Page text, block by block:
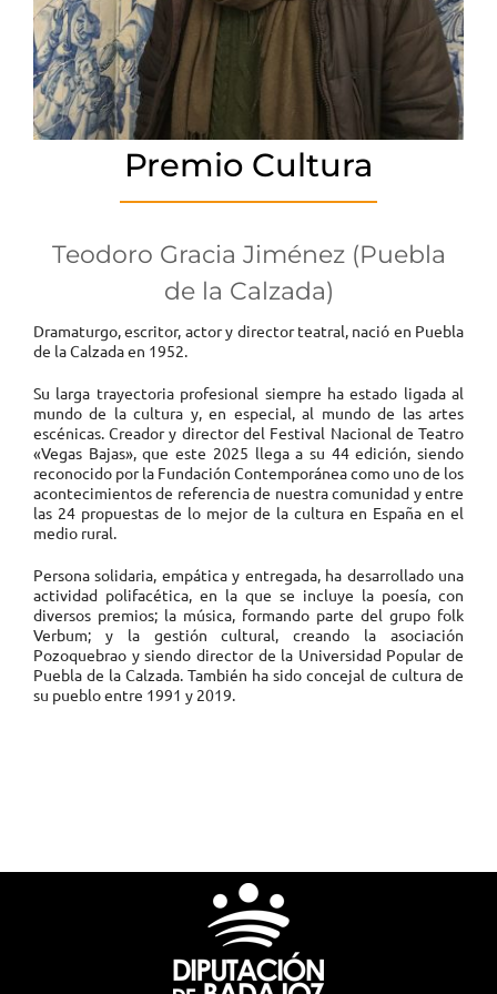
Premio Cultura
Teodoro Gracia Jiménez (Puebla
de la Calzada)
Dramaturgo, escritor, actor y director teatral, nació en Puebla
de la Calzada en 1952.
Su larga trayectoria profesional siempre ha estado ligada al
mundo de la cultura y, en especial, al mundo de las artes
escénicas. Creador y director del Festival Nacional de Teatro
«Vegas Bajas», que este 2025 llega a su 44 edición, siendo
reconocido por la Fundación Contemporánea como uno de los
acontecimientos de referencia de nuestra comunidad y entre
las 24 propuestas de lo mejor de la cultura en España en el
medio rural.
Persona solidaria, empática y entregada, ha desarrollado una
actividad polifacética, en la que se incluye la poesía, con
diversos premios; la música, formando parte del grupo folk
Verbum; y la gestión cultural, creando la asociación
Pozoquebrao y siendo director de la Universidad Popular de
Puebla de la Calzada. También ha sido concejal de cultura de
su pueblo entre 1991 y 2019.